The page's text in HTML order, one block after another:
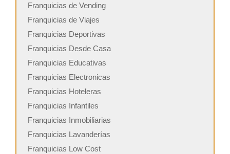
Franquicias de Vending
Franquicias de Viajes
Franquicias Deportivas
Franquicias Desde Casa
Franquicias Educativas
Franquicias Electronicas
Franquicias Hoteleras
Franquicias Infantiles
Franquicias Inmobiliarias
Franquicias Lavanderías
Franquicias Low Cost